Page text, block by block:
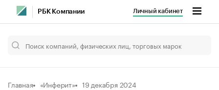
РБК Компании Личный кабинет
Главная «Инферит» 19 декабря 2024